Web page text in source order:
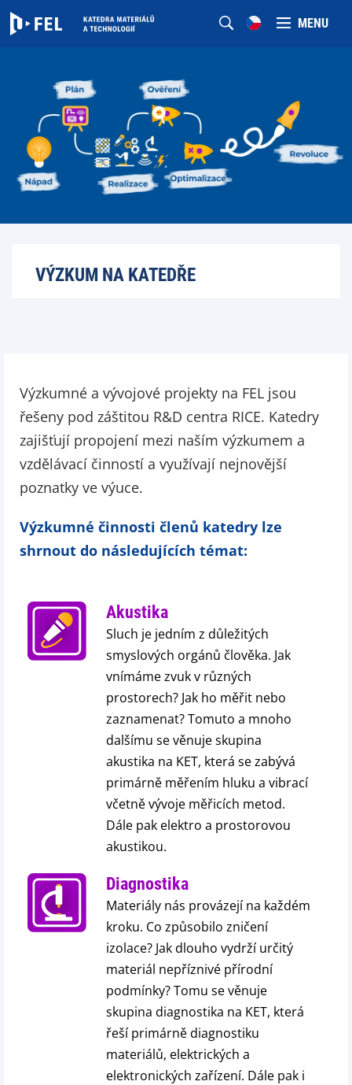
MENU
VÝZKUM NA KATEDŘE
Výzkumné a vývojové projekty na FEL jsou
řešeny pod záštitou R&D centra RICE. Katedry
zajišťují propojení mezi naším výzkumem a
vzdělávací činností a využívají nejnovější
poznatky ve výuce.
Výzkumné činnosti členů katedry lze
shrnout do následujících témat:
Akustika
Sluch je jedním z důležitých
smyslových orgánů člověka. Jak
vnímáme zvuk v různých
prostorech? Jak ho měřit nebo
zaznamenat? Tomuto a mnoho
dalšímu se věnuje skupina
akustika na KET, která se zabývá
primárně měřením hluku a vibrací
včetně vývoje měřicích metod.
Dále pak elektro a prostorovou
akustikou.
Diagnostika
Materiály nás provázejí na každém
kroku. Co způsobilo zničení
izolace? Jak dlouho vydrží určitý
materiál nepříznivé přírodní
podmínky? Tomu se věnuje
skupina diagnostika na KET, která
řeší primárně diagnostiku
materiálů, elektrických a
elektronických zařízení. Dále pak i